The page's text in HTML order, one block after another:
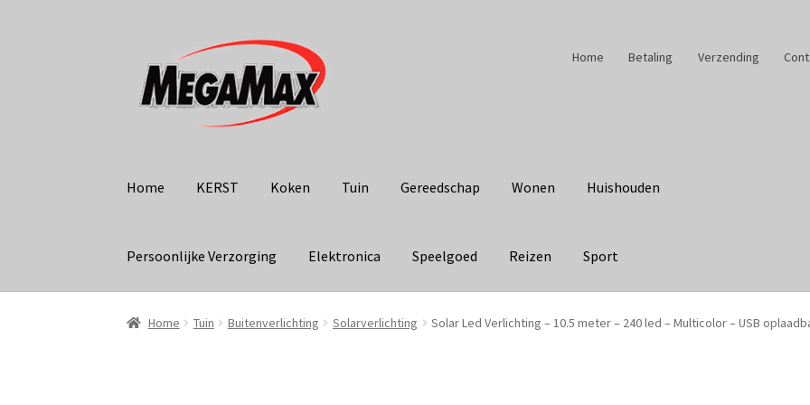
door
naar
naar
Home Betaling Verzending
Home KERST Koken Tuin Gereedschap Wonen Huishouden
Persoonlijke Verzorging Elektronica Speelgoed Reizen Sport
Home Tuin Buitenverlichting Solarverlichting Solar Led Verlichting – 10.5 meter – 240 led – Multicolor – USB